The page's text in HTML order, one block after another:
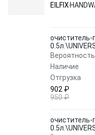
EILFIX
очиститель-
Вероятность
Наличие
Отгрузка
902 ₽
950 ₽
очиститель-